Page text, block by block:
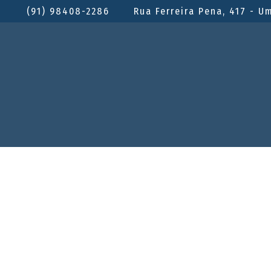
(91) 98408-2286 Rua Ferreira Pena, 417 -